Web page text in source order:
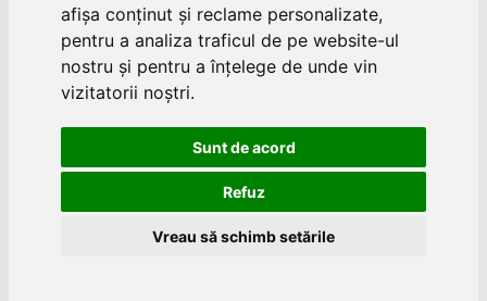
afișa conținut și reclame personalizate,
pentru a analiza traficul de pe website-ul
nostru și pentru a înțelege de unde vin
vizitatorii noștri.
Sunt de acord
Refuz
Vreau să schimb setările